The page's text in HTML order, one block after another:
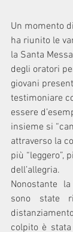
Un momento
ha riunito le
la Santa
degli oratori
giovani
testimoniare
essere
insieme si
attraverso la
più “leggero”,
dell’allegria.
Nonostante
sono state
colpito è